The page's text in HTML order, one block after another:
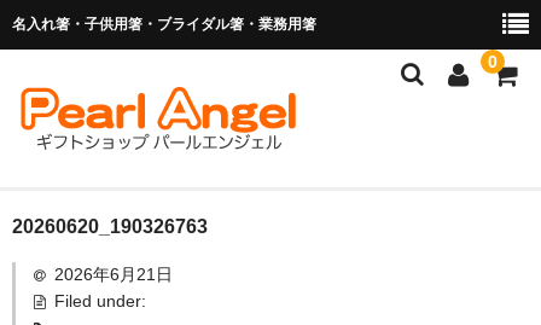
名入れ箸・子供用箸・ブライダル箸・業務用箸
0
商品を探す
お子様の入卒園に
20260620_190326763
2026年6月21日
Filed under: